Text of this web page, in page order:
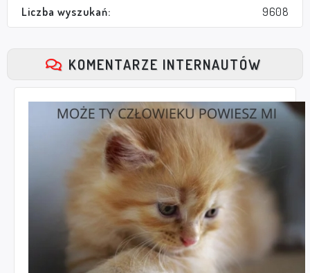
Liczba wyszukań: 9608
KOMENTARZE INTERNAUTÓW